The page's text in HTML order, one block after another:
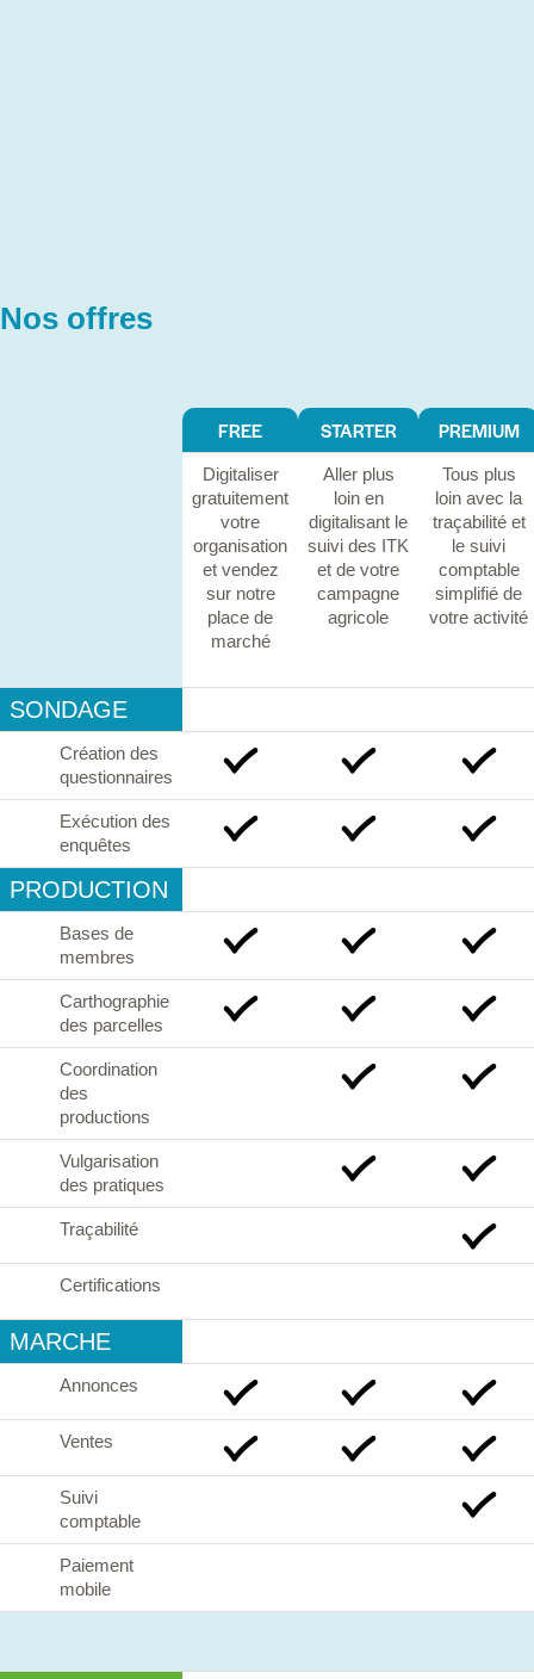
Nos offres
FREE STARTER PREMIUM
Digitaliser
gratuitement
votre
organisation
et vendez
sur notre
place de
marché
Aller plus
loin en
digitalisant le
suivi des ITK
et de votre
campagne
agricole
Tous plus
loin avec la
traçabilité et
le suivi
comptable
simplifié de
votre activité
SONDAGE
Création des
questionnaires
Exécution des
enquêtes
PRODUCTION
Bases de
membres
Carthographie
des parcelles
Coordination
des
productions
Vulgarisation
des pratiques
Traçabilité
Certifications
MARCHE
Annonces
Ventes
Suivi
comptable
Paiement
mobile